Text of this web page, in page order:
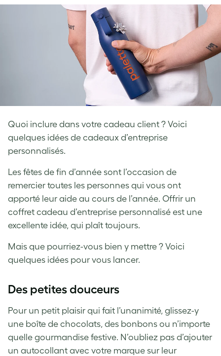
Quoi inclure dans votre cadeau client ? Voici
quelques idées de cadeaux d’entreprise
personnalisés.
FacebookLinkedInTwitter
Les fêtes de fin d’année sont l’occasion de
remercier toutes les personnes qui vous ont
apporté leur aide au cours de l’année. Offrir un
coffret cadeau d’entreprise personnalisé est une
excellente idée, qui plaît toujours.
Mais que pourriez-vous bien y mettre ? Voici
quelques idées pour vous lancer.
Des petites douceurs
Pour un petit plaisir qui fait l’unanimité, glissez-y
une boîte de chocolats, des bonbons ou n’importe
quelle gourmandise festive. N’oubliez pas d’ajouter
un autocollant avec votre marque sur leur